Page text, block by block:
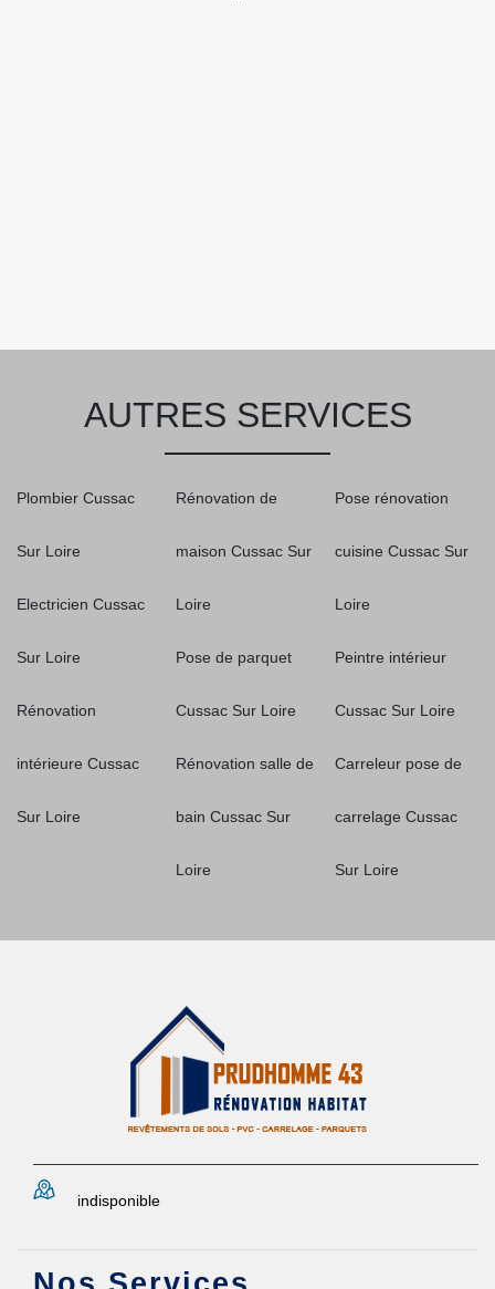
AUTRES SERVICES
Plombier Cussac
Sur Loire
Electricien Cussac
Sur Loire
Rénovation
intérieure Cussac
Sur Loire
Rénovation de
maison Cussac Sur
Loire
Pose de parquet
Cussac Sur Loire
Rénovation salle de
bain Cussac Sur
Loire
Pose rénovation
cuisine Cussac Sur
Loire
Peintre intérieur
Cussac Sur Loire
Carreleur pose de
carrelage Cussac
Sur Loire
indisponible